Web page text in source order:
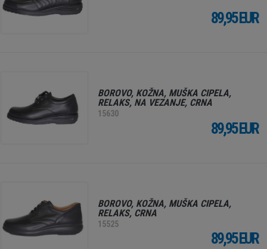
89,95 EUR
BOROVO, KOŽNA, MUŠKA CIPELA,
RELAKS, NA VEZANJE, CRNA
15630
89,95 EUR
BOROVO, KOŽNA, MUŠKA CIPELA,
RELAKS, CRNA
15525
89,95 EUR